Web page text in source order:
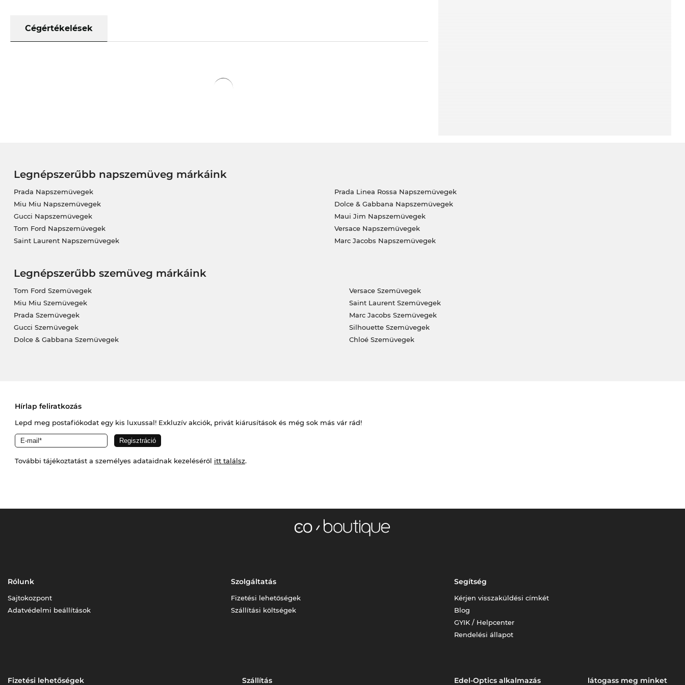
Cégértékelések
Legnépszerűbb napszemüveg márkáink
Prada Napszemüvegek
Miu Miu Napszemüvegek
Gucci Napszemüvegek
Tom Ford Napszemüvegek
Saint Laurent Napszemüvegek
Prada Linea Rossa Napszemüvegek
Dolce & Gabbana Napszemüvegek
Maui Jim Napszemüvegek
Versace Napszemüvegek
Marc Jacobs Napszemüvegek
Legnépszerűbb szemüveg márkáink
Tom Ford Szemüvegek
Miu Miu Szemüvegek
Prada Szemüvegek
Gucci Szemüvegek
Dolce & Gabbana Szemüvegek
Versace Szemüvegek
Saint Laurent Szemüvegek
Marc Jacobs Szemüvegek
Silhouette Szemüvegek
Chloé Szemüvegek
Hírlap feliratkozás
Lepd meg postafiókodat egy kis luxussal! Exkluzív akciók, privát kiárusítások és még sok más vár rád!
További tájékoztatást a személyes adataidnak kezeléséről itt találsz.
Rólunk
Sajtokozpont
Adatvédelmi beállítások
Szolgáltatás
Fizetési lehetőségek
Szállítási költségek
Segítség
Kérjen visszaküldési címkét
Blog
GYIK / Helpcenter
Rendelési állapot
Fizetési lehetőségek Szállítás Edel-Optics alkalmazás látogass meg minket